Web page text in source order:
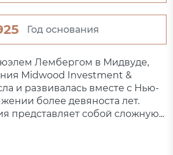
Год основания
Лембергом в Мидвуде,
Midwood Investment &
и развивалась вместе с Нью-
более девяноста лет.
представляет собой сложную...